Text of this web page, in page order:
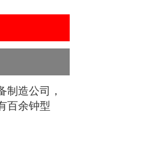
造公司，
百余钟型